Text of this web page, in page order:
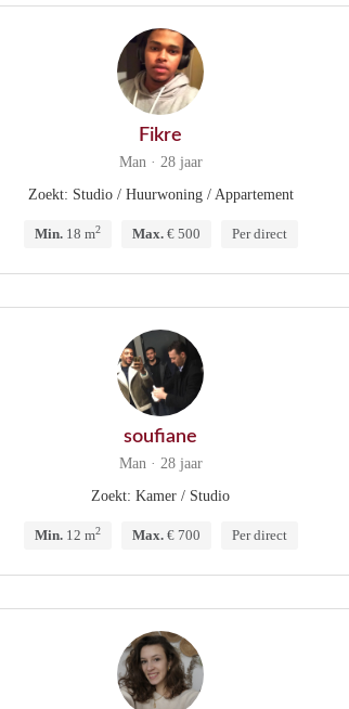
Fikre
Man · 28 jaar
Zoekt: Studio / Huurwoning / Appartement
Min.18 m2 Max.€ 500 Per direct
soufiane
Man · 28 jaar
Zoekt: Kamer / Studio
Min.12 m2 Max.€ 700 Per direct